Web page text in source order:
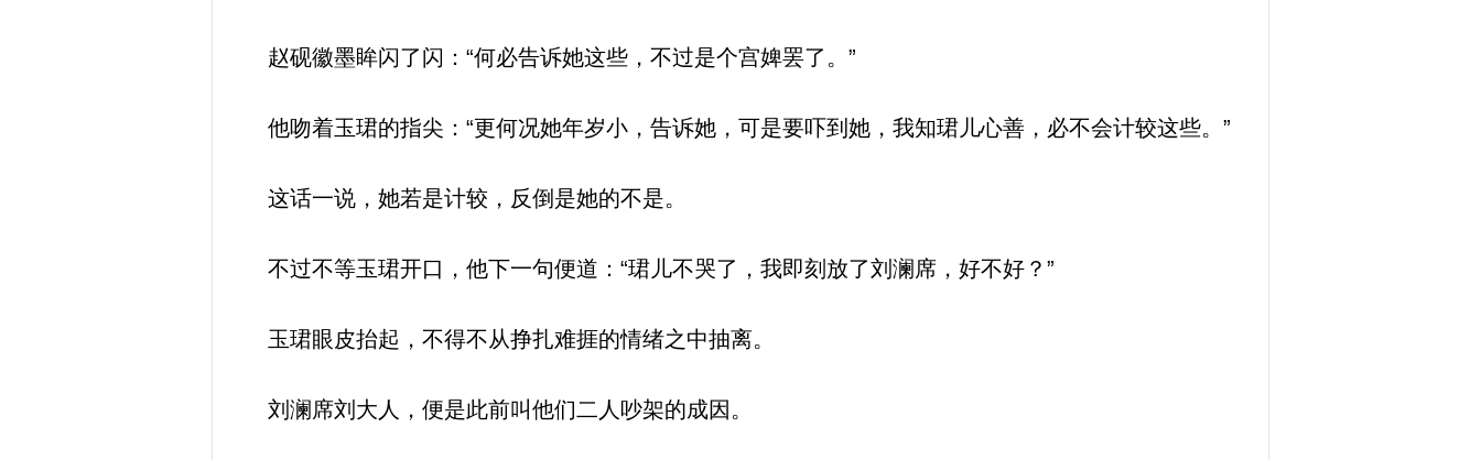
赵砚徽墨眸闪了闪：“何必告诉她这些，不过是个宫婢罢了。”
他吻着玉珺的指尖：“更何况她年岁小，告诉她，可是要吓到她，我知珺儿心善，必不会计较这些。”
这话一说，她若是计较，反倒是她的不是。
不过不等玉珺开口，他下一句便道：“珺儿不哭了，我即刻放了刘澜席，好不好？”
玉珺眼皮抬起，不得不从挣扎难捱的情绪之中抽离。
刘澜席刘大人，便是此前叫他们二人吵架的成因。